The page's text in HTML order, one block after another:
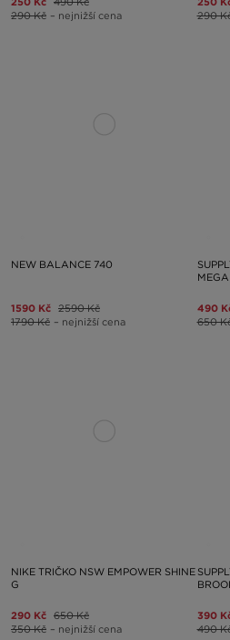
290 Kč – nejnižší cena
290
NEW BALANCE 740
1590 Kč 2590 Kč
1790 Kč – nejnižší cena
MEGA
490
650
NIKE TRIČKO NSW EMPOWER SHINE
G
290 Kč 650 Kč
350 Kč – nejnižší cena
390
490